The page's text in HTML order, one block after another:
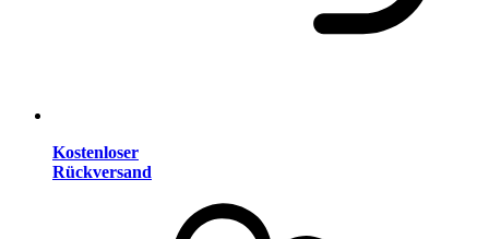
Kostenloser
Rückversand